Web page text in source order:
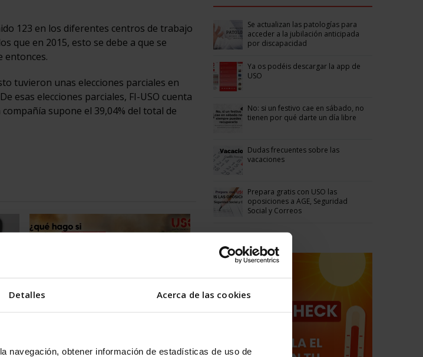
Detalles Acerca de las cookies
navegación, obtener información de estadísticas de uso de
123 en los diferentes centros de trabajo
que en 2015, esto se debe a que se
entonces.
tuvieron unas elecciones parciales en
esas elecciones parciales, FI-USO cuenta
supone el 39,04% del total de
Se actualizan las patologías para
acceder a la jubilación anticipada
por discapacidad
Ya os podéis descargar la app de
USO
No: si un festivo cae en sábado, no
tienen por qué darte un día libre
Dudas frecuentes sobre las
vacaciones
Prepara gratis con USO las
oposiciones a AGE, Seguridad
Social y Correos